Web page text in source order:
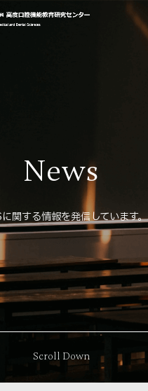
News
関する情報を発信しています。
Scroll Down